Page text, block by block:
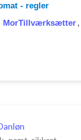
- regler
MorTilIværksætter ,
statistikker eller
fra forskellige